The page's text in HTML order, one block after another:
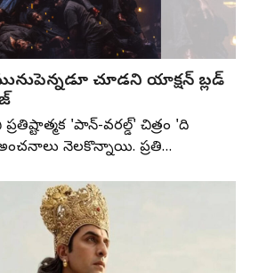
చూడని యాక్షన్ బ్లడ్
'పాన్-వరల్డ్' చిత్రం 'ది
నెలకొన్నాయి. ప్రతి…